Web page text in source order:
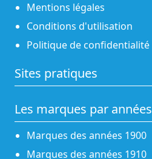
Mentions légales
Conditions d'utilisation
Politique de confidentialité
Sites pratiques
Les marques par années
Marques des années 1900
Marques des années 1910